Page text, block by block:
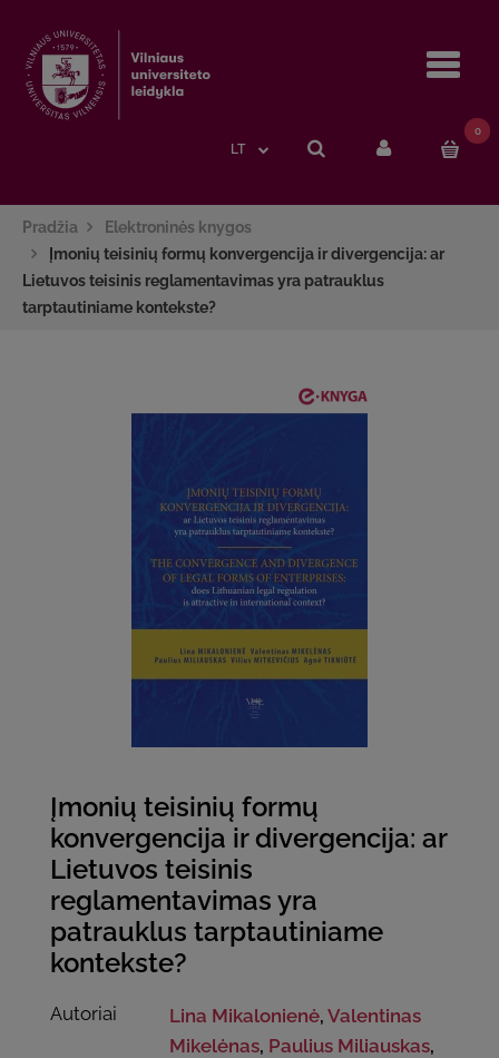
LT
0
Pradžia
Elektroninės knygos
Įmonių teisinių formų konvergencija ir divergencija: ar
Lietuvos teisinis reglamentavimas yra patrauklus
tarptautiniame kontekste?
Įmonių teisinių formų
konvergencija ir divergencija: ar
Lietuvos teisinis
reglamentavimas yra
patrauklus tarptautiniame
kontekste?
Autoriai Lina Mikalonienė,Valentinas
Mikelėnas, Paulius Miliauskas,